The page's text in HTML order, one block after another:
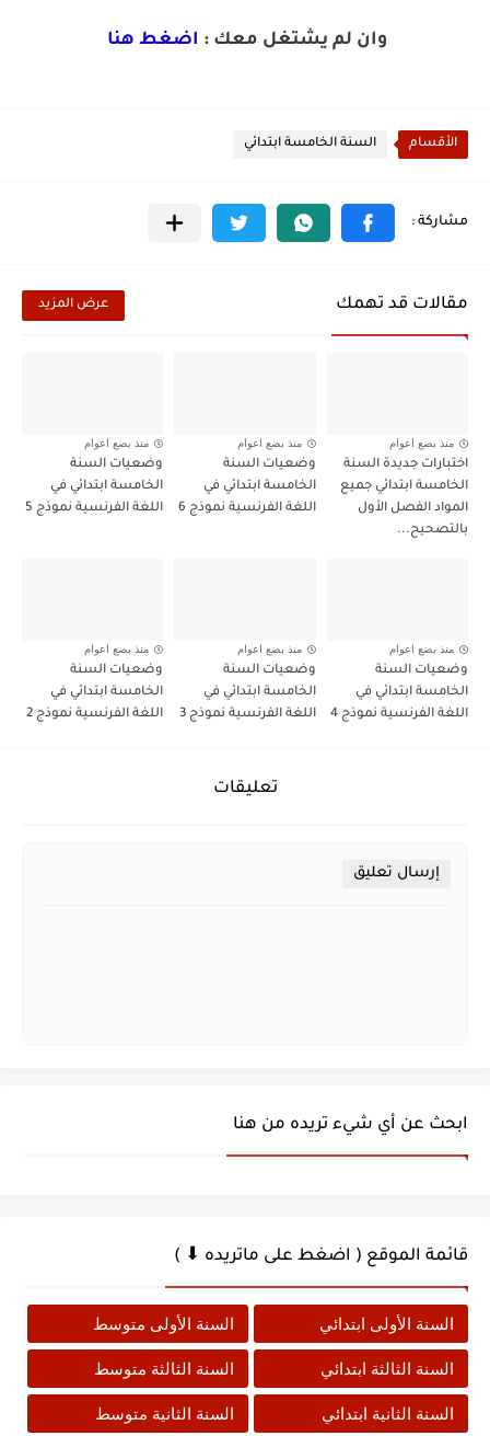
وان لم يشتغل معك : اضغط هنا
الأقسام السنة الخامسة ابتدائي
مقالات قد تهمك عرض المزيد
منذ بضع اعوام
اختبارات جديدة السنة
الخامسة ابتدائي جميع
المواد الفصل الأول
بالتصحيح...
منذ بضع اعوام
وضعيات السنة
الخامسة ابتدائي في
اللغة الفرنسية نموذج 6
منذ بضع اعوام
وضعيات السنة
الخامسة ابتدائي في
اللغة الفرنسية نموذج 5
منذ بضع اعوام
وضعيات السنة
الخامسة ابتدائي في
اللغة الفرنسية نموذج 4
منذ بضع اعوام
وضعيات السنة
الخامسة ابتدائي في
اللغة الفرنسية نموذج 3
منذ بضع اعوام
وضعيات السنة
الخامسة ابتدائي في
اللغة الفرنسية نموذج 2
تعليقات
إرسال تعليق
ابحث عن أي شيء تريده من هنا
قائمة الموقع ( اضغط على ماتريده ⬇ )
السنة الأولى ابتدائي السنة الأولى متوسط
السنة الثالثة ابتدائي السنة الثالثة متوسط
السنة الثانية ابتدائي السنة الثانية متوسط